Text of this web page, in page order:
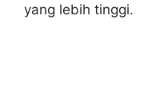
yang lebih tinggi.